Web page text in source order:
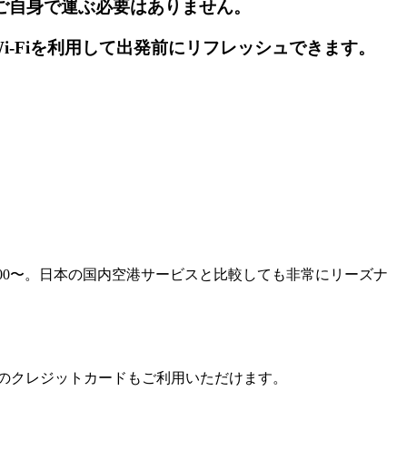
身で運ぶ必要はありません。
を利用して出発前にリフレッシュできます。
〜。日本の国内空港サービスと比較しても非常にリーズナ
レジットカードもご利用いただけます。